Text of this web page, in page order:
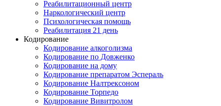
Реабилитационный центр
Наркологический центр
Психологическая помощь
Реабилитация 21 день
Кодирование
Кодирование алкоголизма
Кодирование по Довженко
Кодирование на дому
Кодирование препаратом Эспераль
Кодирование Налтрексоном
Кодирование Торпедо
Кодирование Вивитролом